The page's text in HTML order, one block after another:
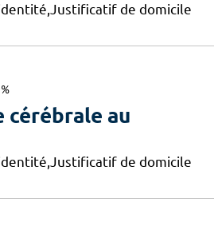
de domicile
cérébrale au
de domicile